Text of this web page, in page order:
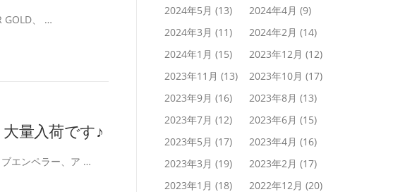
GOLD、 …
量入荷です♪
エンペラー、ア …
2024年5月 (13) 2024年4月 (9)
2024年3月 (11) 2024年2月 (14)
2024年1月 (15) 2023年12月 (12)
2023年11月 (13) 2023年10月 (17)
2023年9月 (16) 2023年8月 (13)
2023年7月 (12) 2023年6月 (15)
2023年5月 (17) 2023年4月 (16)
2023年3月 (19) 2023年2月 (17)
2023年1月 (18) 2022年12月 (20)